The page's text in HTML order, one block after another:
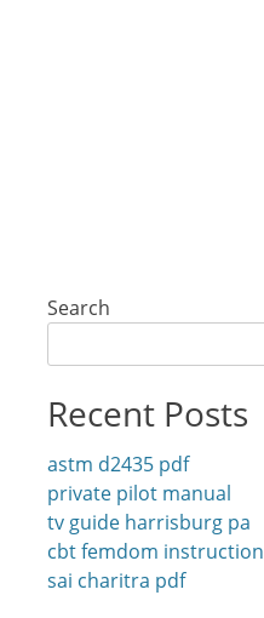
Search
Recent Posts
astm d2435 pdf
private pilot manual
tv guide harrisburg pa
cbt femdom instruction
sai charitra pdf